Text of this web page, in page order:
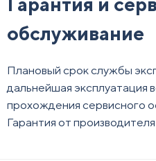
обслуживание
Плановый срок службы
дальнейшая эксплуатация
прохождения сервисного
Гарантия от